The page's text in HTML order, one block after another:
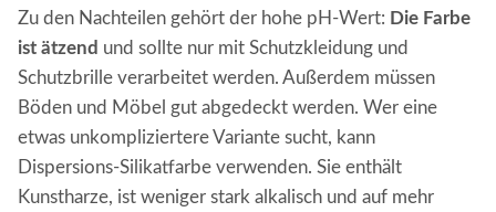
Zu den Nachteilen gehört der hohe pH-Wert: Die Farbe
ist ätzend und sollte nur mit Schutzkleidung und
Schutzbrille verarbeitet werden. Außerdem müssen
Böden und Möbel gut abgedeckt werden. Wer eine
etwas unkompliziertere Variante sucht, kann
Dispersions-Silikatfarbe verwenden. Sie enthält
Kunstharze, ist weniger stark alkalisch und auf mehr